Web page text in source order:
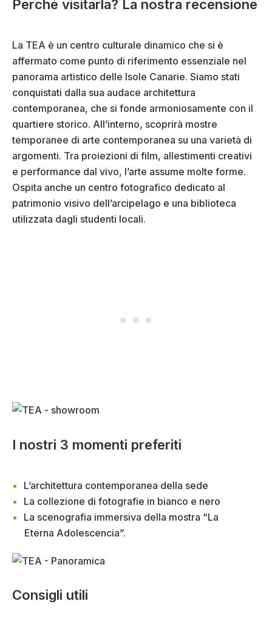
Perché visitarla? La nostra recensione
La TEA è un centro culturale dinamico che si è
affermato come punto di riferimento essenziale nel
panorama artistico delle Isole Canarie. Siamo stati
conquistati dalla sua audace architettura
contemporanea, che si fonde armoniosamente con il
quartiere storico. All’interno, scoprirà mostre
temporanee di arte contemporanea su una varietà di
argomenti. Tra proiezioni di film, allestimenti creativi
e performance dal vivo, l’arte assume molte forme.
Ospita anche un centro fotografico dedicato al
patrimonio visivo dell’arcipelago e una biblioteca
utilizzata dagli studenti locali.
I nostri 3 momenti preferiti
L’architettura contemporanea della sede
La collezione di fotografie in bianco e nero
La scenografia immersiva della mostra “La
Eterna Adolescencia”.
Consigli utili